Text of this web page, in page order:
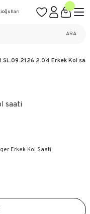
ARA
SL.09.2126.2.04 Erkek Kol
saati
Erkek Kol Saati